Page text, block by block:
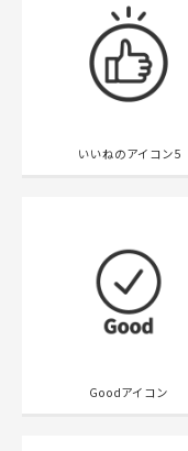
いいねのアイコン5
Goodアイコン